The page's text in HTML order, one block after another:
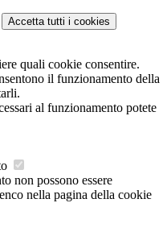
Accetta tutti i cookies
quali cookie consentire.
il funzionamento della
al funzionamento potete
non possono essere
nella pagina della cookie